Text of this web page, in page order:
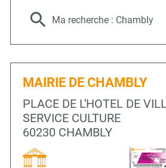
Ma recherche : Chambly
MAIRIE DE CHAMBLY
PLACE DE L'HOTEL DE
SERVICE CULTURE
60230 CHAMBLY